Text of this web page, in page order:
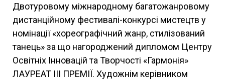
Двотуровому міжнародному багатожанровому
дистанційному фестивалі-конкурсі мистецтв у
номінації «хореографічний жанр, стилізований
танець» за що нагороджений дипломом Центру
Освітніх Інновацій та Творчості «Гармонія»
ЛАУРЕАТ ІІІ ПРЕМІЇ. Художнім керівником